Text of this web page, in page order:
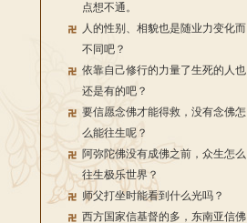
点想不通。
人的性别、相貌也是随业力变化而
不同吧？
依靠自己修行的力量了生死的人也
还是有的吧？
要信愿念佛才能得救，没有念佛怎
么能往生呢？
阿弥陀佛没有成佛之前，众生怎么
往生极乐世界？
师父打坐时能看到什么光吗？
西方国家信基督的多，东南亚信佛